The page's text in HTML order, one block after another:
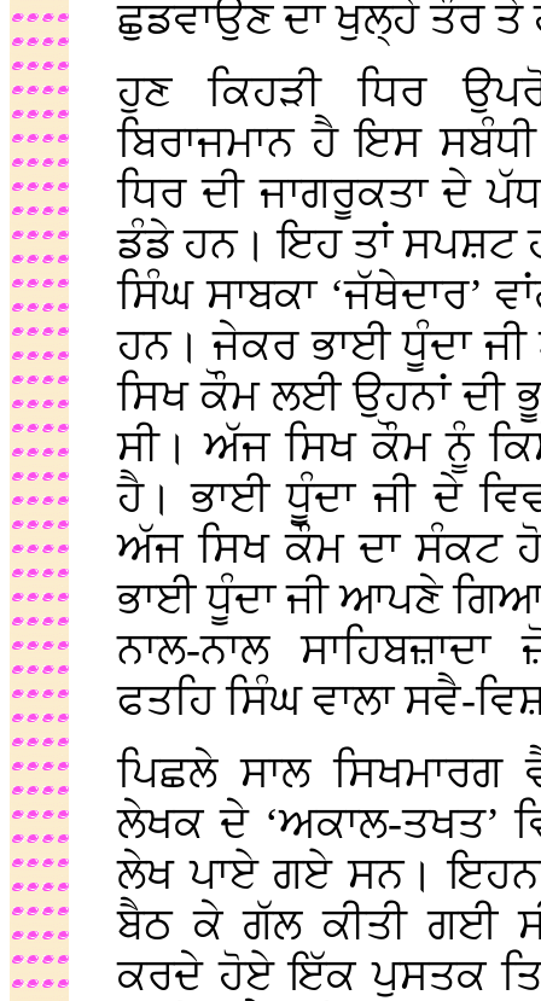
ਛੁਡਵਾਉਣ ਦਾ ਖੁਲ੍ਹੇ ਤੌਰ ਤੇ
ਹੁਣ ਕਿਹੜੀ ਧਿਰ
ਬਿਰਾਜਮਾਨ ਹੈ ਇਸ
ਧਿਰ ਦੀ ਜਾਗਰੂਕਤਾ ਦੇ
ਡੰਡੇ ਹਨ। ਇਹ ਤਾਂ ਸਪਸ਼ਟ
ਸਿੰਘ ਸਾਬਕਾ ‘ਜੱਥੇਦਾਰ’
ਹਨ। ਜੇਕਰ ਭਾਈ ਧੂੰਦਾ
ਸਿਖ ਕੌਮ ਲਈ ਉਹਨਾਂ ਦੀ
ਸੀ। ਅੱਜ ਸਿਖ ਕੌਮ ਨੂੰ
ਹੈ। ਭਾਈ ਧੂੰਦਾ ਜੀ ਦੇ
ਅੱਜ ਸਿਖ ਕੌਮ ਦਾ ਸੰਕਟ
ਭਾਈ ਧੂੰਦਾ ਜੀ ਆਪਣੇ
ਨਾਲ-ਨਾਲ
ਫਤਹਿ ਸਿੰਘ ਵਾਲਾ ਸਵੈ-
ਪਿਛਲੇ ਸਾਲ
ਲੇਖਕ ਦੇ ‘ਅਕਾਲ-ਤਖਤ’
ਲੇਖ ਪਾਏ ਗਏ ਸਨ।
ਬੈਠ ਕੇ ਗੱਲ ਕੀਤੀ ਗਈ
ਕਰਦੇ ਹੋਏ ਇੱਕ ਪੁਸਤਕ